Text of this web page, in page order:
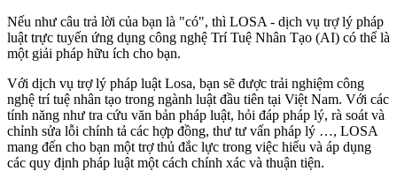
Nếu như câu trả lời của bạn là "có", thì LOSA - dịch vụ trợ lý pháp
luật trực tuyến ứng dụng công nghệ Trí Tuệ Nhân Tạo (AI) có thể là
một giải pháp hữu ích cho bạn.
Với dịch vụ trợ lý pháp luật Losa, bạn sẽ được trải nghiệm công
nghệ trí tuệ nhân tạo trong ngành luật đầu tiên tại Việt Nam. Với các
tính năng như tra cứu văn bản pháp luật, hỏi đáp pháp lý, rà soát và
chỉnh sửa lỗi chính tả các hợp đồng, thư tư vấn pháp lý …, LOSA
mang đến cho bạn một trợ thủ đắc lực trong việc hiểu và áp dụng
các quy định pháp luật một cách chính xác và thuận tiện.